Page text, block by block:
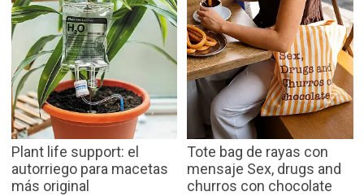
Plant life support: el
autorriego para macetas
más original
Tote bag de rayas con
mensaje Sex, drugs and
churros con chocolate